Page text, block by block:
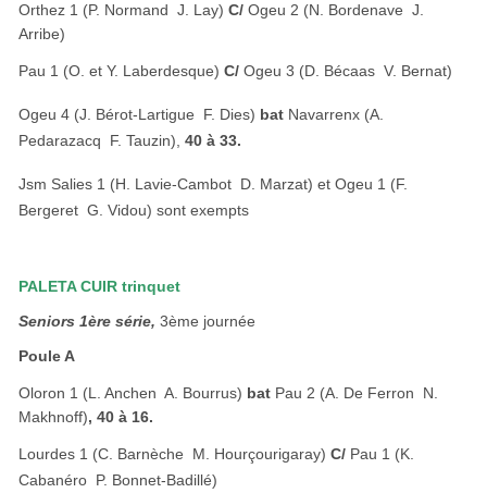
Orthez 1 (P. Normand  J. Lay)C/Ogeu 2 (N. Bordenave  J.
Arribe)
Pau 1 (O. et Y. Laberdesque)C/Ogeu 3 (D. Bécaas  V. Bernat)
Ogeu 4 (J. Bérot-Lartigue  F. Dies) bat Navarrenx (A.
Pedarazacq  F. Tauzin),40 à 33.
Jsm Salies 1 (H. Lavie-Cambot  D. Marzat) et Ogeu 1 (F.
Bergeret  G. Vidou) sont exempts
PALETA CUIR trinquet
Seniors 1ère série,3ème journée
Poule A
Oloron 1 (L. Anchen  A. Bourrus) bat Pau 2 (A. De Ferron  N.
Makhnoff), 40 à 16.
Lourdes 1 (C. Barnèche  M. Hourçourigaray) C/ Pau 1 (K.
Cabanéro  P. Bonnet-Badillé)